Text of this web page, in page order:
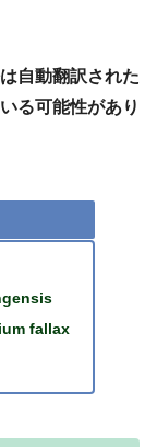
自動翻訳された
る可能性があり
fallax